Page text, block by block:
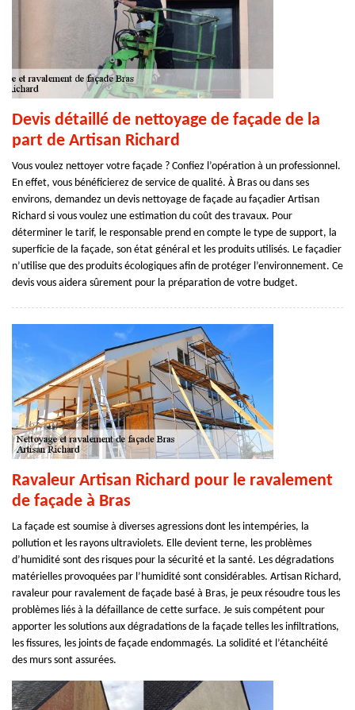
Devis détaillé de nettoyage de façade de la
part de Artisan Richard
Vous voulez nettoyer votre façade ? Confiez l’opération à un professionnel.
En effet, vous bénéficierez de service de qualité. À Bras ou dans ses
environs, demandez un devis nettoyage de façade au façadier Artisan
Richard si vous voulez une estimation du coût des travaux. Pour
déterminer le tarif, le responsable prend en compte le type de support, la
superficie de la façade, son état général et les produits utilisés. Le façadier
n’utilise que des produits écologiques afin de protéger l’environnement. Ce
devis vous aidera sûrement pour la préparation de votre budget.
Ravaleur Artisan Richard pour le ravalement
de façade à Bras
La façade est soumise à diverses agressions dont les intempéries, la
pollution et les rayons ultraviolets. Elle devient terne, les problèmes
d’humidité sont des risques pour la sécurité et la santé. Les dégradations
matérielles provoquées par l’humidité sont considérables. Artisan Richard,
ravaleur pour ravalement de façade basé à Bras, je peux résoudre tous les
problèmes liés à la défaillance de cette surface. Je suis compétent pour
apporter les solutions aux dégradations de la façade telles les infiltrations,
les fissures, les joints de façade endommagés. La solidité et l’étanchéité
des murs sont assurées.